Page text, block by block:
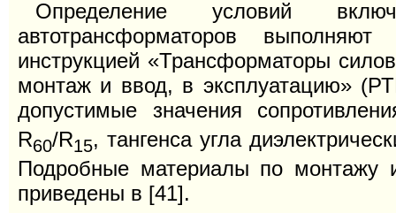
Определение условий
автотрансформаторов
инструкцией «Трансформаторы
монтаж и ввод, в эксплуатацию»
допустимые значения
R60/R15, тангенса угла
Подробные материалы по монтажу
приведены в [41].